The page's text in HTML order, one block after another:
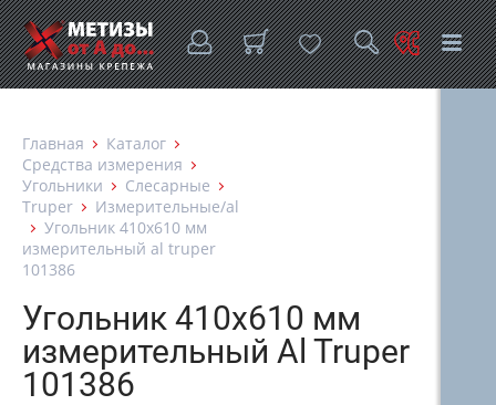
Главная
Каталог
Средства измерения
Угольники
Слесарные
Truper
Измерительные/al
Угольник 410х610 мм
измерительный al truper
101386
Угольник 410х610 мм
измерительный Al Truper
101386